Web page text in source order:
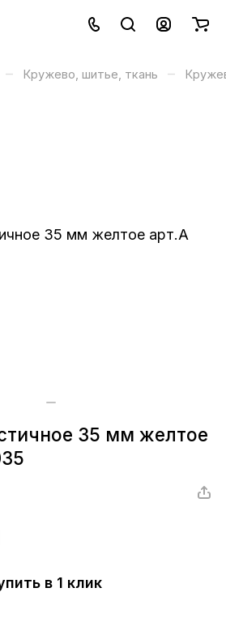
– Кружево, шитье, ткань –
35 мм желтое
в 1 клик